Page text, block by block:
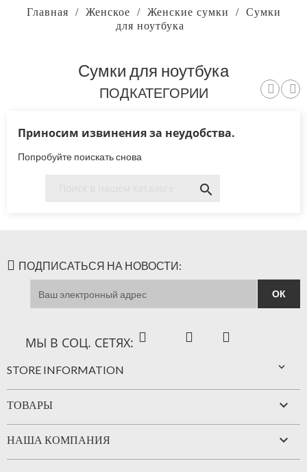
Главная Женское Женские сумки
Сумки
для ноутбука
Сумки для ноутбука
ПОДКАТЕГОРИИ
Приносим извинения за неудобства.
Попробуйте поискать снова

ПОДПИСАТЬСЯ НА НОВОСТИ:
МЫ В СОЦ. СЕТЯХ:
STORE INFORMATION 
ТОВАРЫ 
НАША КОМПАНИЯ 